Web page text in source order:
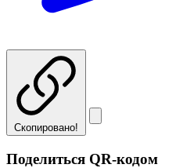
Скопировано!
Поделиться QR-кодом